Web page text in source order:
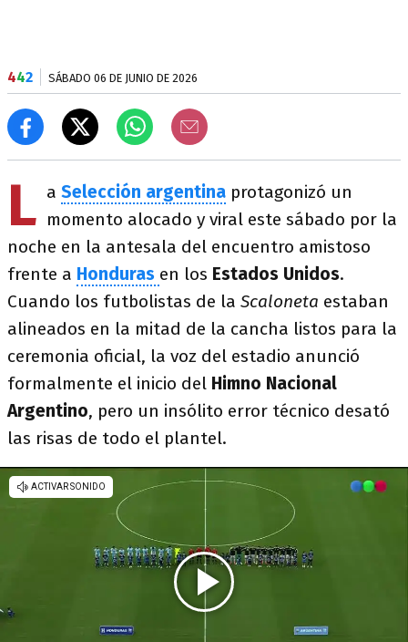
442 SÁBADO 06 DE JUNIO DE 2026
L a Selección argentina protagonizó un
momento alocado y viral este sábado por la
noche en la antesala del encuentro amistoso
frente a Honduras en los Estados Unidos.
Cuando los futbolistas de la Scaloneta estaban
alineados en la mitad de la cancha listos para la
ceremonia oficial, la voz del estadio anunció
formalmente el inicio del Himno Nacional
Argentino, pero un insólito error técnico desató
las risas de todo el plantel.